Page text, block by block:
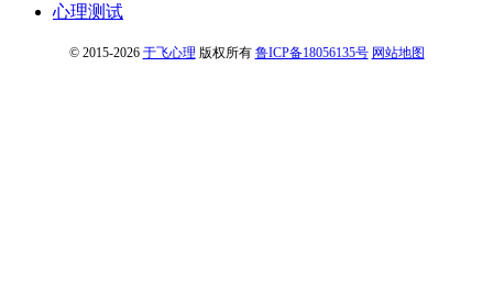
心理测试
© 2015-2026 于飞心理 版权所有 鲁ICP备18056135号 网站地图